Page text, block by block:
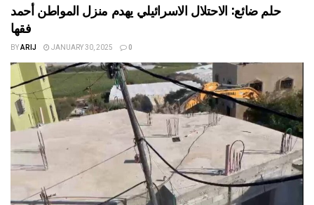
حلم ضائع: الاحتلال الاسرائيلي يهدم منزل المواطن أحمد
فقها
BYARIJ JANUARY 30, 2025 0